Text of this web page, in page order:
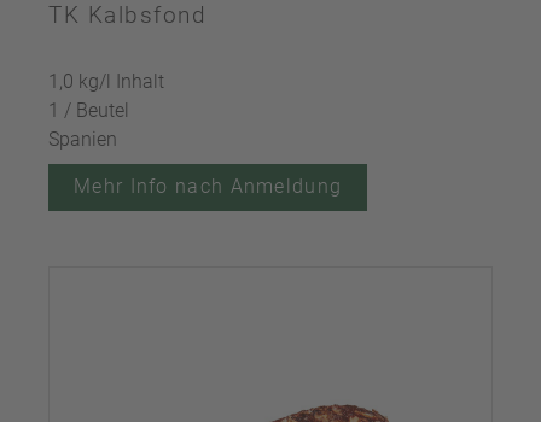
TK Kalbsfond
1,0 kg/l Inhalt
1 / Beutel
Spanien
Mehr Info nach Anmeldung